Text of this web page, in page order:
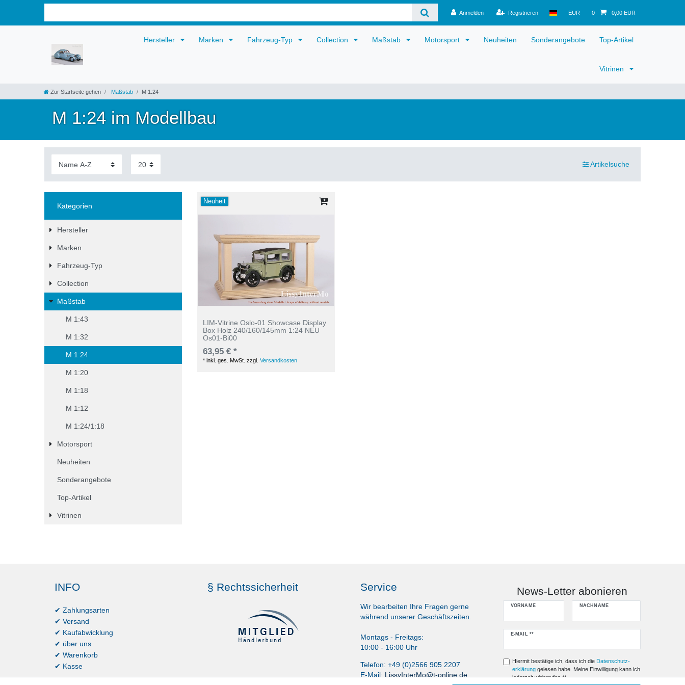
Anmelden Registrieren EUR 0 0,00 EUR
Hersteller Marken Fahrzeug-Typ Collection Maßstab Motorsport Neuheiten Sonderangebote Top-Artikel
Vitrinen
Zur Startseite gehen Maßstab M 1:24
M 1:24 im Modellbau
Artikelsuche
Kategorien
Hersteller
Marken
Fahrzeug-Typ
Collection
Maßstab
M 1:43
M 1:32
M 1:24
M 1:20
M 1:18
M 1:12
M 1:24/1:18
Motorsport
Neuheiten
Sonderangebote
Top-Artikel
Vitrinen
Neuheit
LIM-Vitrine Oslo-01 Showcase Display
Box Holz 240/160/145mm 1:24 NEU
Os01-Bi00
63,95 € *
*inkl. ges. MwSt. zzgl.Versandkosten
INFO
✔ Zahlungsarten
✔ Versand
✔ Kaufabwicklung
✔ über uns
✔ Warenkorb
✔ Kasse
§ Rechtssicherheit Service
Wir bearbeiten Ihre Fragen gerne
während unserer Geschäftszeiten.
Montags - Freitags:
10:00 - 16:00 Uhr
Telefon: +49 (0)2566 905 2207
E-Mail: LissyInterMo@t-online.de
News-Letter abonieren
VORNAME NACHNAME
E-MAIL **
Newsletter
Hiermit bestätige ich, dass ich die Daten­schutz­
erklärunggelesen habe. Meine Einwilligung kann ich
jederzeit widerrufen.**